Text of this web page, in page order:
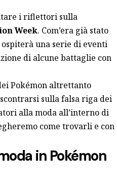
i riflettori sulla
Week. Com’era già stato
una serie di eventi
di alcune battaglie con
Pokémon altrettanto
sulla falsa riga dei
alla moda all’interno di
come trovarli e con
in Pokémon